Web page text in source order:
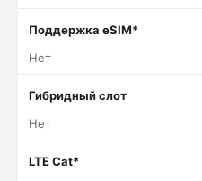
Поддержка eSIM*
Нет
Гибридный слот
Нет
LTE Cat*